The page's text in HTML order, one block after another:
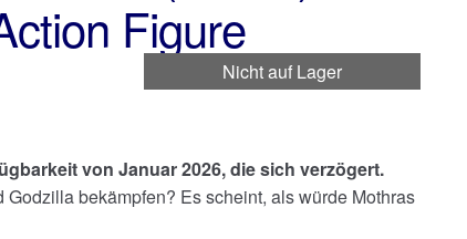
Figure
Nicht auf Lager
von Januar 2026, die sich verzögert.
bekämpfen? Es scheint, als würde Mothras